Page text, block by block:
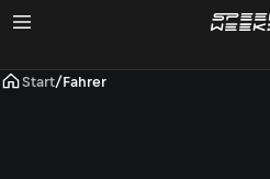
Start/Fahrer